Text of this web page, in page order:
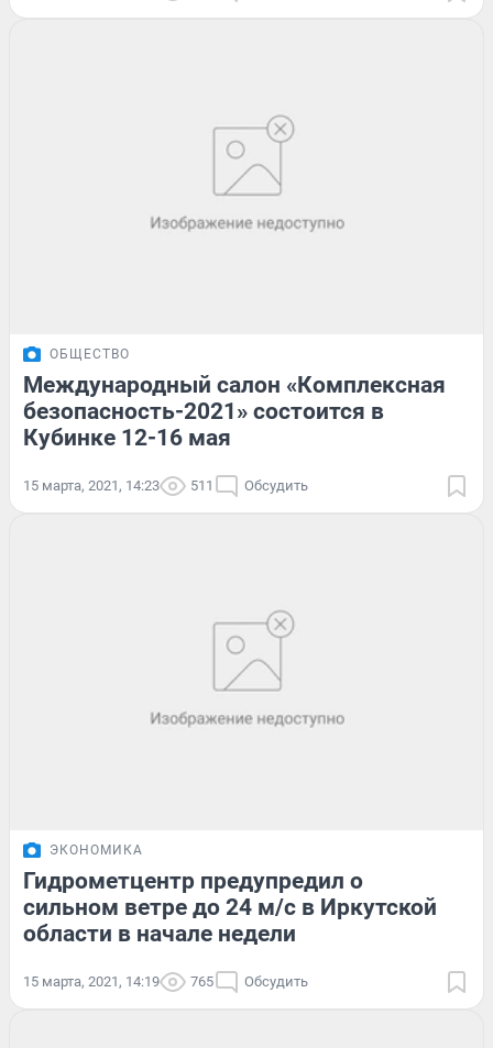
ОБЩЕСТВО
Международный салон «Комплексная
безопасность-2021» состоится в
Кубинке 12-16 мая
15 марта, 2021, 14:23 511 Обсудить
ЭКОНОМИКА
Гидрометцентр предупредил о
сильном ветре до 24 м/с в Иркутской
области в начале недели
15 марта, 2021, 14:19 765 Обсудить